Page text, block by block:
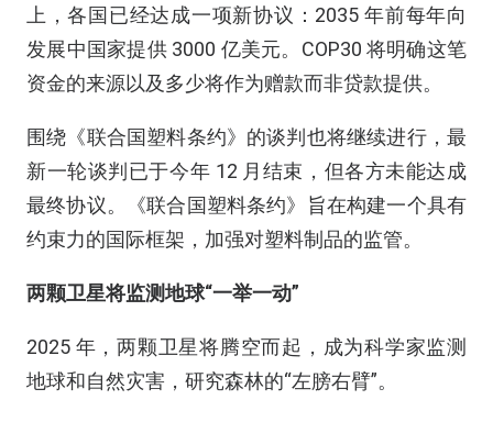
上，各国已经达成一项新协议：2035 年前每年向
发展中国家提供 3000 亿美元。COP30 将明确这笔
资金的来源以及多少将作为赠款而非贷款提供。
围绕《联合国塑料条约》的谈判也将继续进行，最
新一轮谈判已于今年 12 月结束，但各方未能达成
最终协议。《联合国塑料条约》旨在构建一个具有
约束力的国际框架，加强对塑料制品的监管。
两颗卫星将监测地球“一举一动”
2025 年，两颗卫星将腾空而起，成为科学家监测
地球和自然灾害，研究森林的“左膀右臂”。